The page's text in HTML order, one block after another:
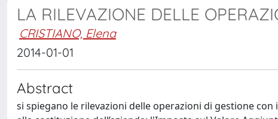
LA RILEVAZIONE DELLE
CRISTIANO, Elena
2014-01-01
Abstract
si spiegano le rilevazioni delle operazioni di gestione